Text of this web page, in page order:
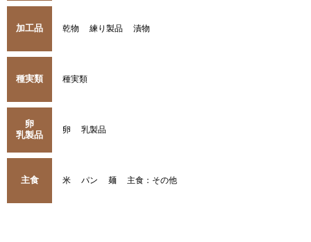
加工品 乾物 練り製品 漬物
種実類 種実類
卵
乳製品
卵 乳製品
主食 米 パン 麺 主食：その他